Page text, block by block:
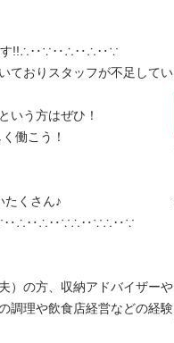
す!!∴‥∵‥∴‥∴‥∵
ておりスタッフが不足してい
いう方はぜひ！
働こう！
たくさん♪
）の方、収納アドバイザーや
調理や飲食店経営などの経験